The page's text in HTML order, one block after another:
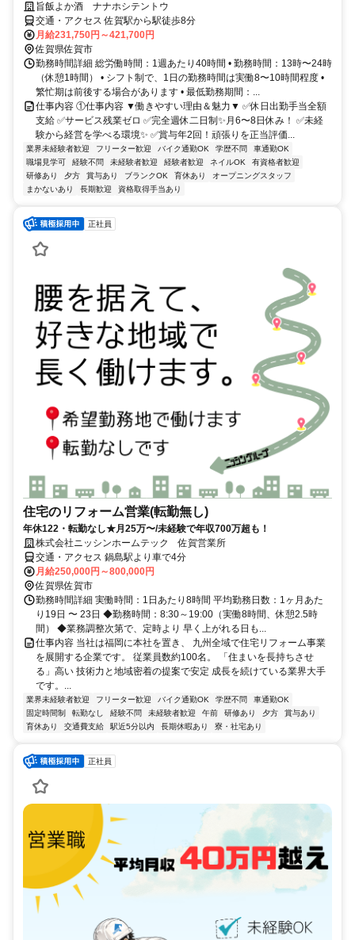
旨飯よか酒 ナナホシテントウ
交通・アクセス 佐賀駅から駅徒歩8分
月給231,750円～421,700円
佐賀県佐賀市
勤務時間詳細 総労働時間：1週あたり40時間 • 勤務時間：13時〜24時
（休憩1時間） • シフト制で、1日の勤務時間は実働8〜10時間程度 •
繁忙期は前後する場合があります • 最低勤務期間：...
仕事内容 ①仕事内容 ▼働きやすい理由＆魅力▼ ✅休日出勤手当全額
支給 ✅サービス残業ゼロ ✅完全週休二日制✨月6〜8日休み！ ✅未経
験から経営を学べる環境✨ ✅賞与年2回！頑張りを正当評価...
業界未経験者歓迎 フリーター歓迎 バイク通勤OK 学歴不問
車通勤OK
職場見学可
経験不問 未経験者歓迎 経験者歓迎 ネイルOK
有資格者歓迎
研修あり
夕方 賞与あり ブランクOK 育休あり
オープニングスタッフ
まかないあり
長期歓迎 資格取得手当あり
正社員
住宅のリフォーム営業(転勤無し)
年休122・転勤なし★月25万〜/未経験で年収700万超も！
株式会社ニッシンホームテック 佐賀営業所
交通・アクセス 鍋島駅より車で4分
月給250,000円～800,000円
佐賀県佐賀市
勤務時間詳細 実働時間：1日あたり8時間 平均勤務日数：1ヶ月あた
り19日 〜 23日 ◆勤務時間：8:30～19:00（実働8時間、休憩2.5時
間） ◆業務調整次第で、定時より 早く上がれる日も...
仕事内容 当社は福岡に本社を置き、 九州全域で住宅リフォーム事業
を展開する企業です。 従業員数約100名。 「住まいを長持ちさせ
る」高い 技術力と地域密着の提案で安定 成長を続けている業界大手
です。...
業界未経験者歓迎 フリーター歓迎 バイク通勤OK 学歴不問
車通勤OK
固定時間制
転勤なし 経験不問 未経験者歓迎 午前 研修あり 夕方
賞与あり
育休あり
交通費支給 駅近5分以内 長期休暇あり 寮・社宅あり
正社員